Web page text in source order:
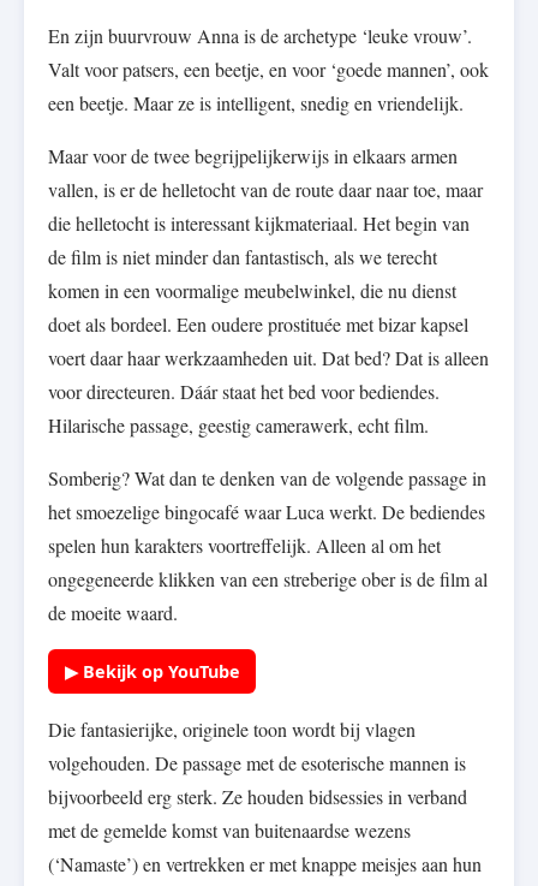
En zijn buurvrouw Anna is de archetype ‘leuke vrouw’.
Valt voor patsers, een beetje, en voor ‘goede mannen’, ook
een beetje. Maar ze is intelligent, snedig en vriendelijk.
Maar voor de twee begrijpelijkerwijs in elkaars armen
vallen, is er de helletocht van de route daar naar toe, maar
die helletocht is interessant kijkmateriaal. Het begin van
de film is niet minder dan fantastisch, als we terecht
komen in een voormalige meubelwinkel, die nu dienst
doet als bordeel. Een oudere prostituée met bizar kapsel
voert daar haar werkzaamheden uit. Dat bed? Dat is alleen
voor directeuren. Dáár staat het bed voor bediendes.
Hilarische passage, geestig camerawerk, echt film.
Somberig? Wat dan te denken van de volgende passage in
het smoezelige bingocafé waar Luca werkt. De bediendes
spelen hun karakters voortreffelijk. Alleen al om het
ongegeneerde klikken van een streberige ober is de film al
de moeite waard.
▶ Bekijk op YouTube
Die fantasierijke, originele toon wordt bij vlagen
volgehouden. De passage met de esoterische mannen is
bijvoorbeeld erg sterk. Ze houden bidsessies in verband
met de gemelde komst van buitenaardse wezens
(‘Namaste’) en vertrekken er met knappe meisjes aan hun